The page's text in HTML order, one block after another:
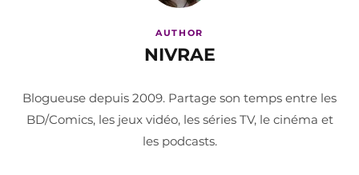
AUTHOR
NIVRAE
Blogueuse depuis 2009. Partage son temps entre les
BD/Comics, les jeux vidéo, les séries TV, le cinéma et
les podcasts.